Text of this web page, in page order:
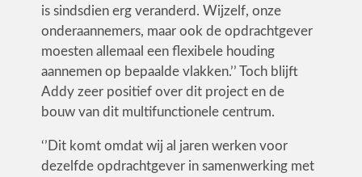
is sindsdien erg veranderd. Wijzelf, onze
onderaannemers, maar ook de opdrachtgever
moesten allemaal een flexibele houding
aannemen op bepaalde vlakken.’’ Toch blijft
Addy zeer positief over dit project en de
bouw van dit multifunctionele centrum.
‘’Dit komt omdat wij al jaren werken voor
dezelfde opdrachtgever in samenwerking met